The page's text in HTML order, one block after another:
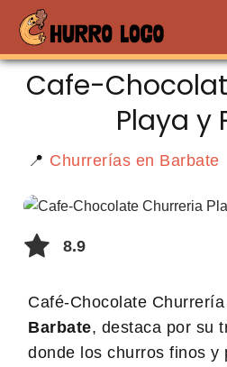
Cafe-
Playa y
📍 Churrerías en Barbate
8.9
Café-Chocolate
Barbate, destaca por su
donde los churros finos y